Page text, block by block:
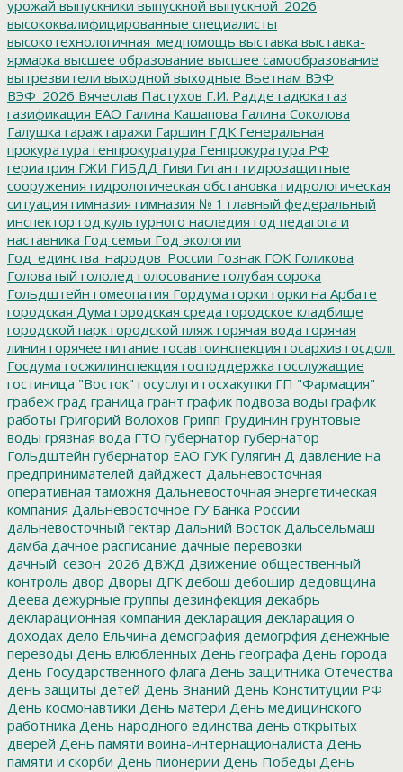
урожай выпускники выпускной выпускной_2026
высококвалифицированные специалисты
высокотехнологичная_медпомощь выставка выставка-
ярмарка высшее образование высшее самообразование
вытрезвители выходной выходные Вьетнам ВЭФ
ВЭФ_2026 Вячеслав Пастухов Г.И. Радде гадюка газ
газификация ЕАО Галина Кашапова Галина Соколова
Галушка гараж гаражи Гаршин ГДКГенеральная
прокуратура генпрокуратура Генпрокуратура РФ
гериатрия ГЖИ ГИБДД Гиви Гигант гидрозащитные
сооружения гидрологическая обстановка гидрологическая
ситуация гимназия гимназия № 1 главный федеральный
инспектор год культурного наследия год педагога и
наставника Год семьи Год экологии
Год_единства_народов_России Гознак ГОКГоликова
Головатый гололед голосование голубая сорока
Гольдштейн гомеопатия Гордума горки горки на Арбате
городская Дума городская среда городское кладбище
городской парк городской пляж горячая вода горячая
линия горячее питание госавтоинспекция госархив госдолг
Госдума госжилинспекция господдержка госслужащие
гостиница "Восток" госуслуги госхакупки ГП "Фармация"
грабеж град граница грант график подвоза воды график
работы Григорий Волохов Грипп Грудинин грунтовые
воды грязная вода ГТО губернатор губернатор
Гольдштейн губернатор ЕАО ГУКГулягин Д давление на
предпринимателей дайджест Дальневосточная
оперативная таможня Дальневосточная энергетическая
компания Дальневосточное ГУ Банка России
дальневосточный гектар Дальний Восток Дальсельмаш
дамба дачное расписание дачные перевозки
дачный_сезон_2026 ДВЖД Движение общественный
контроль двор Дворы ДГКдебош дебошир дедовщина
Деева дежурные группы дезинфекция декабрь
декларационная компания декларация декларация о
доходах дело Ельчина демография демогрфия денежные
переводы День влюбленных День географа День города
День Государственного флага День защитника Отечества
день защиты детей День Знаний День Конституции РФ
День космонавтики День матери День медицинского
работника День народного единства день открытых
дверей День памяти воина-интернационалиста День
памяти и скорби День пионерии День Победы День